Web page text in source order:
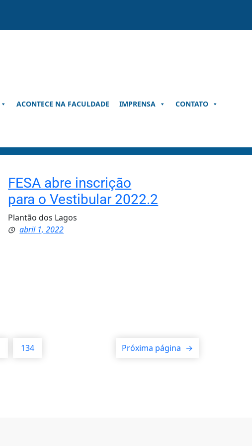
ACONTECE NA FACULDADE IMPRENSA CONTATO
FESA abre inscrição
para o Vestibular 2022.2
Plantão dos Lagos
abril 1, 2022
134 Próxima página →